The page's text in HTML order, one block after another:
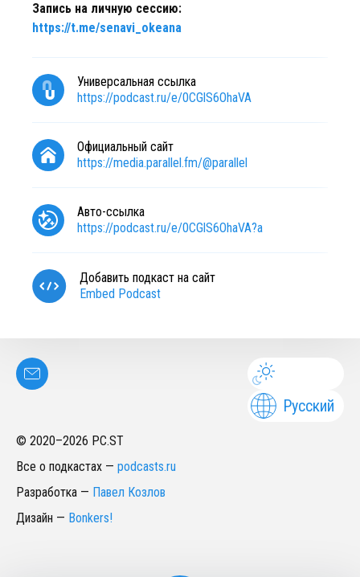
Запись на личную сессию:
https://t.me/senavi_okeana
Универсальная ссылка
https://podcast.ru/e/0CGlS6OhaVA
Официальный сайт
https://media.parallel.fm/@parallel
Авто-ссылка
https://podcast.ru/e/0CGlS6OhaVA?a
Добавить подкаст на сайт
Embed Podcast
Русский
© 2020–2026 PC.ST
Все о подкастах — podcasts.ru
Разработка — Павел Козлов
Дизайн — Bonkers!